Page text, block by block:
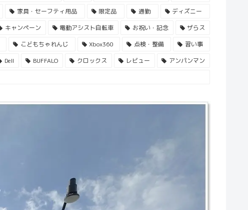
家具・セーフティ用品 限定品 通勤
ディズニー
キャンペーン 電動アシスト自転車 お祝い・記念
ザらス
こどもちゃれんじ Xbox360 点検・整備
習い事
Dell BUFFALO クロックス レビュー
アンパンマン